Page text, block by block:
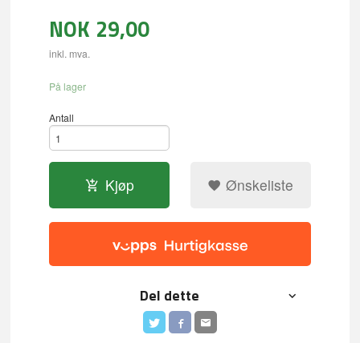
NOK 29,00
inkl. mva.
På lager
Antall
Kjøp Ønskeliste
Del dette